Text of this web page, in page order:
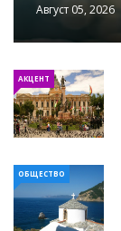
Август 05, 2026
АКЦЕНТ
ОБЩЕСТВО